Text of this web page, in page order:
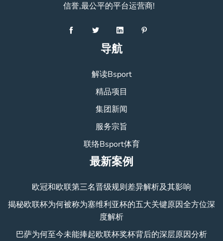
信誉,最公平的平台运营商!
导航
解读Bsport
精品项目
集团新闻
服务宗旨
联络Bsport体育
最新案例
欧冠和欧联第三名晋级规则差异解析及其影响
揭秘欧联杯为何被称为塞维利亚杯的五大关键原因全方位深
度解析
巴萨为何至今未能捧起欧联杯奖杯背后的深层原因分析